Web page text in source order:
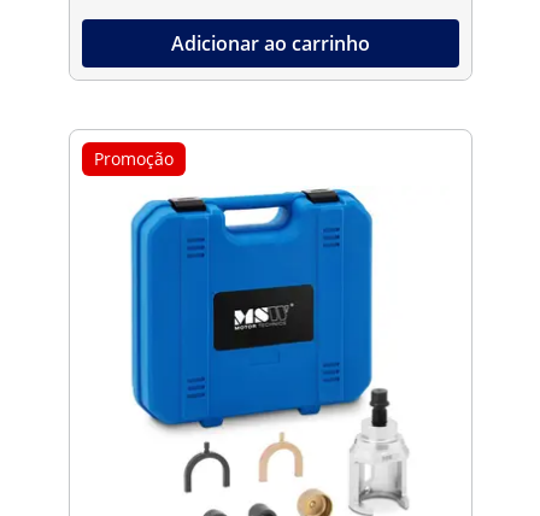
Adicionar ao carrinho
Promoção